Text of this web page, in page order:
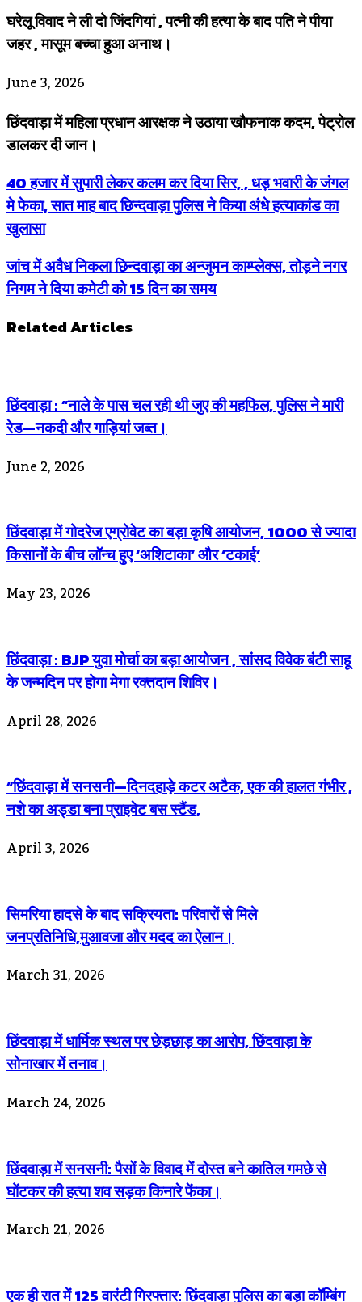
घरेलू विवाद ने ली दो जिंदगियां , पत्नी की हत्या के बाद पति ने पीया
जहर , मासूम बच्चा हुआ अनाथ।
June 3, 2026
छिंदवाड़ा में महिला प्रधान आरक्षक ने उठाया खौफनाक कदम, पेट्रोल
डालकर दी जान।
40 हजार में सुपारी लेकर कलम कर दिया सिर, , धड़ भवारी के जंगल
मे फेका, सात माह बाद छिन्दवाड़ा पुलिस ने किया अंधे हत्याकांड का
खुलासा
जांच में अवैध निकला छिन्दवाड़ा का अन्जुमन काम्प्लेक्स, तोड़ने नगर
निगम ने दिया कमेटी को 15 दिन का समय
Related Articles
छिंदवाड़ा : “नाले के पास चल रही थी जुए की महफिल, पुलिस ने मारी
रेड—नकदी और गाड़ियां जब्त।
June 2, 2026
छिंदवाड़ा में गोदरेज एग्रोवेट का बड़ा कृषि आयोजन, 1000 से ज्यादा
किसानों के बीच लॉन्च हुए ‘अशिटाका’ और ‘टकाई’
May 23, 2026
छिंदवाड़ा : BJP युवा मोर्चा का बड़ा आयोजन , सांसद विवेक बंटी साहू
के जन्मदिन पर होगा मेगा रक्तदान शिविर।
April 28, 2026
“छिंदवाड़ा में सनसनी—दिनदहाड़े कटर अटैक, एक की हालत गंभीर ,
नशे का अड्डा बना प्राइवेट बस स्टैंड,
April 3, 2026
सिमरिया हादसे के बाद सक्रियता: परिवारों से मिले
जनप्रतिनिधि,मुआवजा और मदद का ऐलान।
March 31, 2026
छिंदवाड़ा में धार्मिक स्थल पर छेड़छाड़ का आरोप, छिंदवाड़ा के
सोनाखार में तनाव।
March 24, 2026
छिंदवाड़ा में सनसनी: पैसों के विवाद में दोस्त बने कातिल गमछे से
घोंटकर की हत्या शव सड़क किनारे फेंका।
March 21, 2026
एक ही रात में 125 वारंटी गिरफ्तार: छिंदवाड़ा पुलिस का बड़ा कॉम्बिंग